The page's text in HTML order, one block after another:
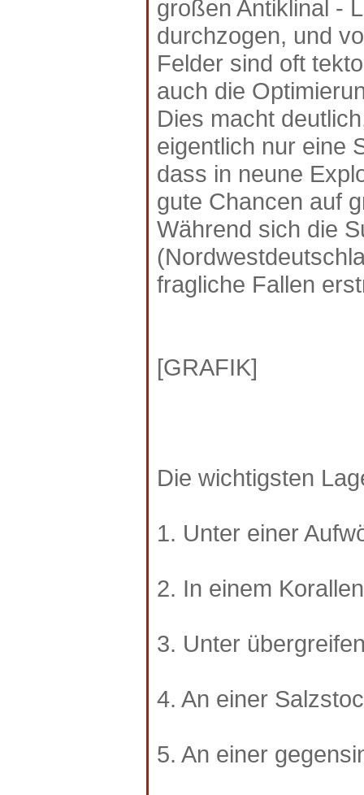
großen Antiklinal -
durchzogen, und
Felder sind oft
auch die
Dies macht
eigentlich nur eine
dass in neune
gute Chancen auf
Während sich die
fragliche Fallen
[GRAFIK]
Die wichtigsten
1. Unter einer
2. In einem
3. Unter
4. An einer
5. An einer